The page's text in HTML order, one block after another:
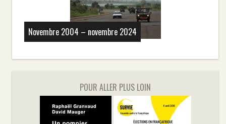
Novembre 2004 – novembre 2024
POUR ALLER PLUS LOIN